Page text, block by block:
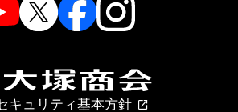
キュリティ基本方針